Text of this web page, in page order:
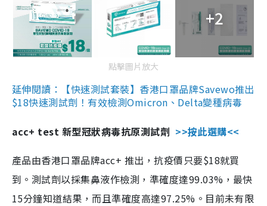
+2
點擊圖片放大
延伸閱讀：【快速測試套裝】香港口罩品牌Savewo推出
$18快速測試劑！有效檢測Omicron、Delta變種病毒
acc+ test 新型冠狀病毒抗原測試劑 >>按此選購<<
產品由香港口罩品牌acc+ 推出，抗疫價只要$18就買
到。測試劑以採集鼻液作檢測，準確度達99.03%，最快
15分鐘知道結果，而且準確度高達97.25%。目前未有限